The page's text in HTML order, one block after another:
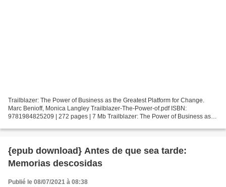
Trailblazer: The Power of Business as the Greatest Platform for Change.
Marc Benioff, Monica Langley Trailblazer-The-Power-of.pdf ISBN:
9781984825209 | 272 pages | 7 Mb Trailblazer: The Power of Business as
{epub download} Antes de que sea tarde:
Memorias descosidas
Publié le 08/07/2021 à 08:38